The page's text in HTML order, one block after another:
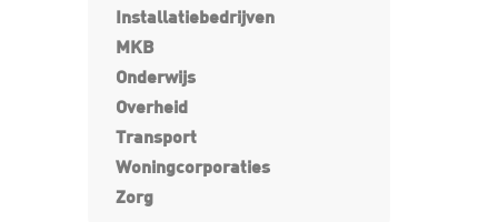
Installatiebedrijven
MKB
Onderwijs
Overheid
Transport
Woningcorporaties
Zorg